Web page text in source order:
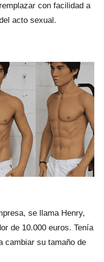
con facilidad a
acto sexual.
se llama Henry,
de 10.000 euros. Tenía
cambiar su tamaño de